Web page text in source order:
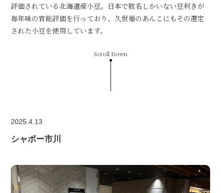
評価されている北海道産小豆。日本で数名しかいない豆利きが
毎年味の官能評価を行っており、久世福のあんこにもその選定
された小豆を使用しています。
Scroll Down
2025.4.13
シャポー市川